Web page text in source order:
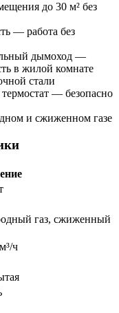
до 30 м² без
— работа без
дымоход —
в жилой комнате
стали
термостат — безопасно
и сжиженном газе
газ, сжиженный
ч